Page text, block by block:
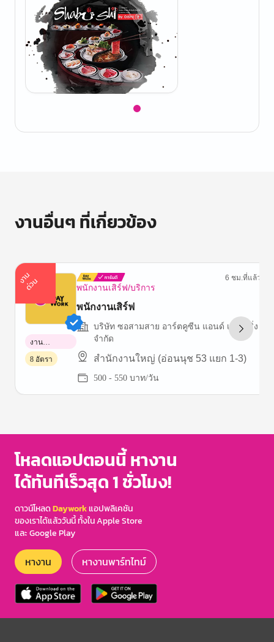
งานอื่นๆ ที่เกี่ยวข้อง
ง
า
น
ด่
ว
น พนักงานเสิร์ฟ/บริการ
6 ชม.ที่แล้ว
พนักงานเสิร์ฟ
บริษัท ซอสามสาย อาร์ตคูซีน แอนด์ เคเตอริ่ง
จำกัด
สำนักงานใหญ่ (อ่อนนุช 53 แยก 1-3)
500 - 550 บาท/วัน
งาน
พาร์ทไทม์
8 อัตรา
of
โหลดแอปตอนนี้ หางาน
ได้ทันทีเร็วสุด 1 ชั่วโมง!
ดาวน์โหลดDayworkแอปพลิเคชัน
ของเราได้แล้ววันนี้ ทั้งใน Apple Store
และ Google Play
หางาน หางานพาร์ทไทม์